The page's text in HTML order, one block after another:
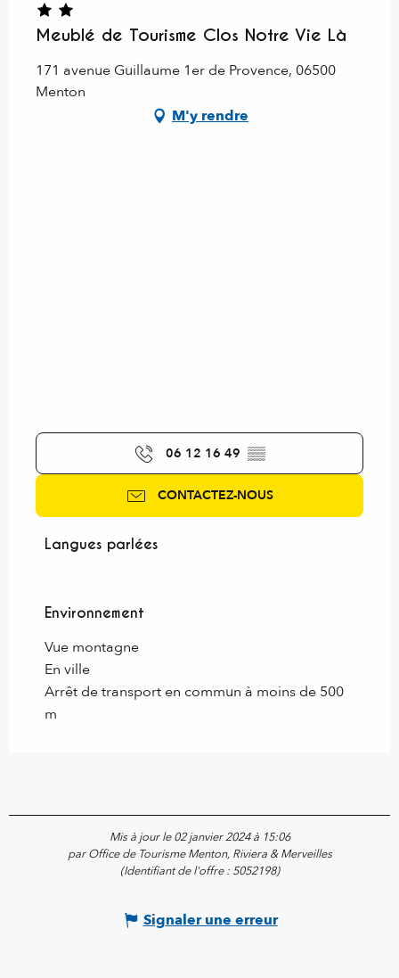
Meublé de Tourisme Clos Notre Vie Là
171 avenue Guillaume 1er de Provence, 06500
Menton
M'y rendre
06 12 16 49 ▒▒
CONTACTEZ-NOUS
Langues parlées
Langues parlées
Environnement
Environnement
Vue montagne
En ville
Arrêt de transport en commun à moins de 500
m
Mis à jour le 02 janvier 2024 à 15:06
par Office de Tourisme Menton, Riviera & Merveilles
(Identifiant de l'offre : 5052198)
Signaler une erreur